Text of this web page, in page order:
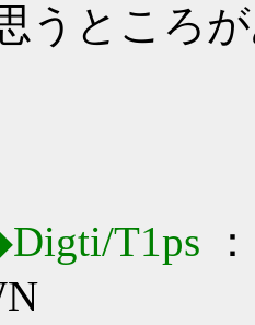
うところ
T1ps